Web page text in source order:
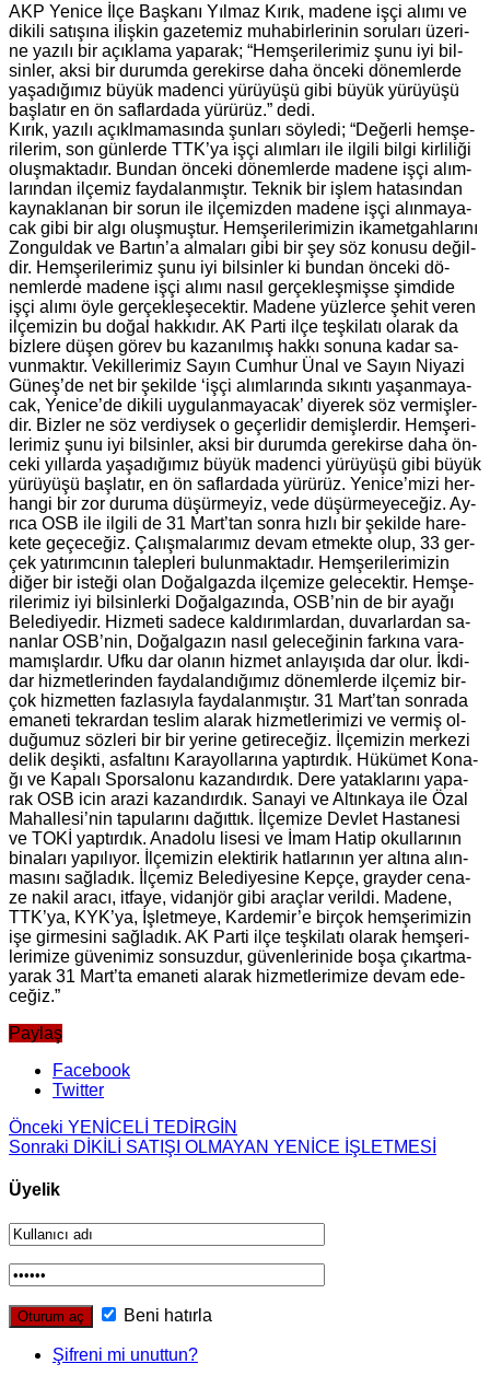
AKP Ye­ni­ce İlçe Baş­ka­nı Yıl­maz Kırık, ma­de­ne işçi alımı ve
di­ki­li sa­tı­şı­na iliş­kin ga­ze­te­miz mu­ha­bir­le­ri­nin so­ru­la­rı üze­ri­
ne ya­zı­lı bir açık­la­ma ya­pa­rak; “Hem­şe­ri­le­ri­miz şunu iyi bil­
sin­ler, aksi bir du­rum­da ge­re­kir­se daha ön­ce­ki dö­nem­ler­de
ya­şa­dı­ğı­mız büyük ma­den­ci yü­rü­yü­şü gibi büyük yü­rü­yü­şü
baş­la­tır en ön saf­lar­da­da yü­rü­rüz.” dedi.
Kırık, ya­zı­lı açıkl­ma­ma­sın­da şun­la­rı söy­le­di; “De­ğer­li hem­şe­
ri­le­rim, son gün­ler­de TTK’ya işçi alım­la­rı ile il­gi­li bilgi kir­li­li­ği
oluş­mak­ta­dır. Bun­dan ön­ce­ki dö­nem­ler­de ma­de­ne işçi alım­
la­rın­dan il­çe­miz fay­da­lan­mış­tır. Tek­nik bir işlem ha­ta­sın­dan
kay­nak­la­nan bir sorun ile il­çe­miz­den ma­de­ne işçi alın­ma­ya­
cak gibi bir algı oluş­muş­tur. Hem­şe­ri­le­ri­mi­zin ika­met­gah­la­rı­nı
Zon­gul­dak ve Bar­tın’a al­ma­la­rı gibi bir şey söz ko­nu­su de­ğil­
dir. Hem­şe­ri­le­ri­miz şunu iyi bil­sin­ler ki bun­dan ön­ce­ki dö­
nem­ler­de ma­de­ne işçi alımı nasıl ger­çek­leş­miş­se şim­di­de
işçi alımı öyle ger­çek­le­şe­cek­tir. Ma­de­ne yüz­ler­ce şehit veren
il­çe­mi­zin bu doğal hak­kı­dır. AK Parti ilçe teş­ki­la­tı ola­rak da
biz­le­re düşen görev bu ka­za­nıl­mış hakkı so­nu­na kadar sa­
vun­mak­tır. Ve­kil­le­ri­miz Sayın Cum­hur Ünal ve Sayın Ni­ya­zi
Güneş’de net bir şe­kil­de ‘işçi alım­la­rın­da sı­kın­tı ya­şan­ma­ya­
cak, Ye­ni­ce’de di­ki­li uy­gu­lan­ma­ya­cak’ di­ye­rek söz ver­miş­ler­
dir. Biz­ler ne söz ver­diy­sek o ge­çer­li­dir de­miş­ler­dir. Hem­şe­ri­
le­ri­miz şunu iyi bil­sin­ler, aksi bir du­rum­da ge­re­kir­se daha ön­
ce­ki yıl­lar­da ya­şa­dı­ğı­mız büyük ma­den­ci yü­rü­yü­şü gibi büyük
yü­rü­yü­şü baş­la­tır, en ön saf­lar­da­da yü­rü­rüz. Ye­ni­ce’mizi her­
han­gi bir zor du­ru­ma dü­şür­me­yiz, vede dü­şür­me­ye­ce­ğiz. Ay­
rı­ca OSB ile il­gi­li de 31 Mart’tan sonra hızlı bir şe­kil­de ha­re­
ke­te ge­çe­ce­ğiz. Ça­lış­ma­la­rı­mız devam et­mek­te olup, 33 ger­
çek ya­tı­rım­cı­nın ta­lep­le­ri bu­lun­mak­ta­dır. Hem­şe­ri­le­ri­mi­zin
diğer bir is­te­ği olan Do­ğal­gaz­da il­çe­mi­ze ge­le­cek­tir. Hem­şe­
ri­le­ri­miz iyi bil­sin­ler­ki Do­ğal­ga­zın­da, OSB’nin de bir ayağı
Be­le­di­ye­dir. Hiz­me­ti sa­de­ce kal­dı­rım­lar­dan, du­var­lar­dan sa­
nan­lar OSB’nin, Do­ğal­ga­zın nasıl ge­le­ce­ği­nin far­kı­na va­ra­
ma­mış­lar­dır. Ufku dar ola­nın hiz­met an­la­yı­şı­da dar olur. İkdi­
dar hiz­met­le­rin­den fay­da­lan­dı­ğı­mız dö­nem­ler­de il­çe­miz bir­
çok hiz­met­ten faz­la­sıy­la fay­da­lan­mış­tır. 31 Mart’tan son­ra­da
ema­ne­ti tek­rar­dan tes­lim ala­rak hiz­met­le­ri­mi­zi ve ver­miş ol­
du­ğu­muz söz­le­ri bir bir ye­ri­ne ge­ti­re­ce­ğiz. İlçe­mi­zin mer­ke­zi
delik de­şik­ti, as­fal­tı­nı Ka­ra­yol­la­rı­na yap­tır­dık. Hü­kü­met Ko­na­
ğı ve Ka­pa­lı Spor­sa­lo­nu ka­zan­dır­dık. Dere ya­tak­la­rı­nı ya­pa­
rak OSB icin arazi ka­zan­dır­dık. Sa­na­yi ve Al­tın­ka­ya ile Özal
Ma­hal­le­si’nin ta­pu­la­rı­nı da­ğıt­tık. İlçe­mi­ze Dev­let Has­ta­ne­si
ve TOKİ yap­tır­dık. Ana­do­lu li­se­si ve İmam Hatip okul­la­rı­nın
bi­na­la­rı ya­pı­lı­yor. İlçe­mi­zin elek­ti­rik hat­la­rı­nın yer al­tı­na alın­
ma­sı­nı sağ­la­dık. İlçe­miz Be­le­di­ye­si­ne Kepçe, gray­der ce­na­
ze nakil aracı, it­fa­ye, vi­dan­jör gibi araç­lar ve­ril­di. Ma­de­ne,
TTK’ya, KYK’ya, İşlet­me­ye, Kar­de­mir’e bir­çok hem­şe­ri­mi­zin
işe gir­me­si­ni sağ­la­dık. AK Parti ilçe teş­ki­la­tı ola­rak hem­şe­ri­
le­ri­mi­ze gü­ve­ni­miz son­suz­dur, gü­ven­le­ri­ni­de boşa çı­kart­ma­
ya­rak 31 Mart’ta ema­ne­ti ala­rak hiz­met­le­ri­mi­ze devam ede­
ce­ğiz.”
Paylaş
Facebook
Twitter
Önceki YENİCELİ TEDİRGİN
Sonraki DİKİLİ SATIŞI OLMAYAN YENİCE İŞLETMESİ
Üyelik
Beni hatırla
Şifreni mi unuttun?